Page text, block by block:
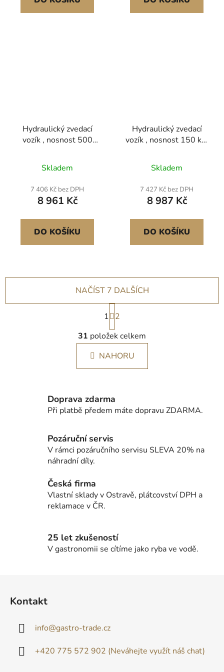
Hydraulický zvedací
vozík , nosnost 500
28,5", manuální
nůžkový zvedací stůl se
4 kolečky a
protiskluzovou
podložkou, hydraulický
nůžkový vozík pro
manipulaci s
Skladem
7 406 Kč bez DPH
8 961 Kč
DO KOŠÍKU
Hydraulický zvedací
vozík , nosnost 150 kg,
manuální nůžkový
zvedací stůl se 4
kolečky a
protiskluzovou
podložkou, hydraulický
nůžkový vozík pro
manipulaci s
Skladem
7 427 Kč bez DPH
8 987 Kč
DO KOŠÍKU
O
v
l
á
d
í
p
v
k
p
NAČÍST 7 DALŠÍCH
S
t
r
á
n
k
í
1
2
31 položek celkem
NAHORU
Doprava zdarma
Při platbě předem máte dopravu ZDARMA.
Pozáruční servis
V rámci pozáručního servisu SLEVA 20% na
náhradní díly.
Česká firma
Vlastní sklady v Ostravě, plátcovství DPH a
reklamace v ČR.
25 let zkušeností
V gastronomii se cítíme jako ryba ve vodě.
Kontakt
info@gastro-trade.cz
+420 775 572 902 (Neváhejte využít náš chat)